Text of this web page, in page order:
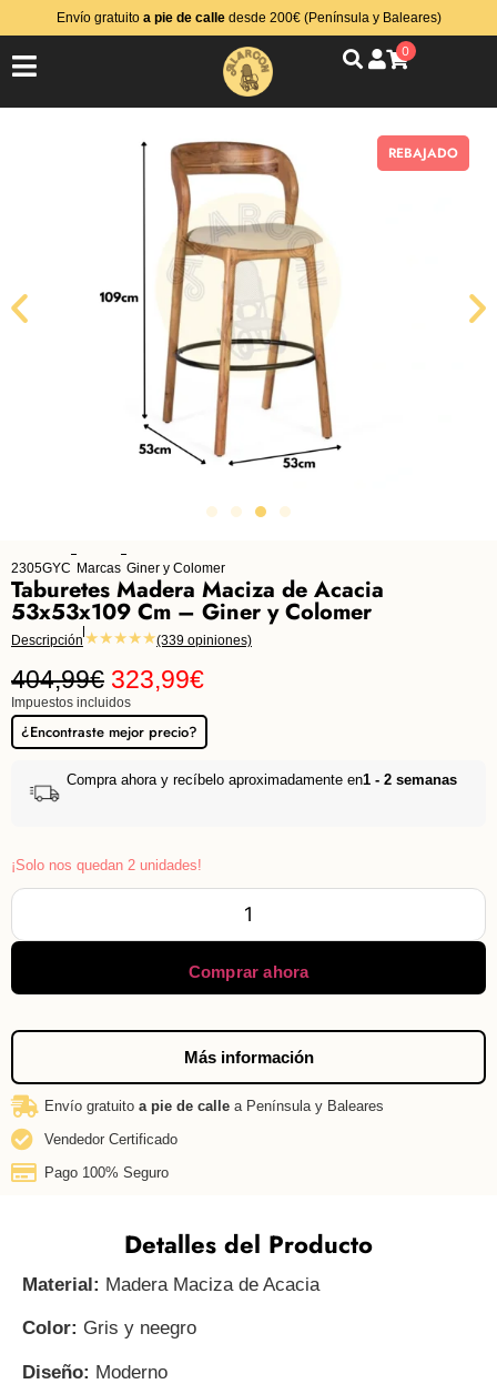
Envío gratuito a pie de calledesde 200€ (Península y Baleares)
0
REBAJADO
2305GYC Marcas Giner y Colomer
Taburetes Madera Maciza de Acacia
53x53x109 Cm – Giner y Colomer
Descripción ★★★★★(339 opiniones)
404,99€ 323,99€
Impuestos incluidos
¿Encontraste mejor precio?
Compra ahora y recíbelo aproximadamente en1 - 2 semanas
¡Solo nos quedan 2 unidades!
Comprar ahora
Más información
Envío gratuito a pie de calle a Península y Baleares
Vendedor Certificado
Pago 100% Seguro
Detalles del Producto
Material: Madera Maciza de Acacia
Color: Gris y neegro
Diseño: Moderno